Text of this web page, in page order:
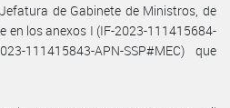
de Gabinete de Ministros, de
en los anexos I (IF-2023-111415684-
111415843-APN-SSP#MEC) que